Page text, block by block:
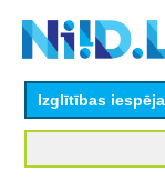
Izglītības